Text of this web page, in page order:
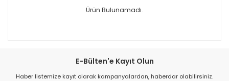
Ürün Bulunamadı.
E-Bülten'e Kayıt Olun
Haber listemize kayıt olarak kampanyalardan, haberdar olabilirsiniz.